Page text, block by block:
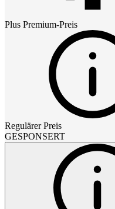
Plus Premium-Preis
Regulärer Preis
GESPONSERT